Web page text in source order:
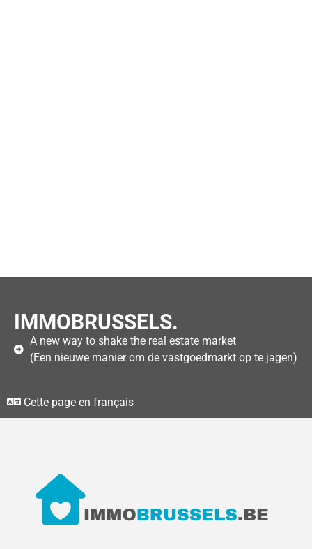
IMMOBRUSSELS.
A new way to shake the real estate market
(Een nieuwe manier om de vastgoedmarkt op te jagen)
Cette page en français